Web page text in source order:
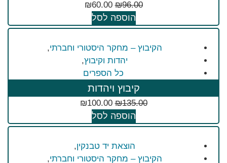
₪96.00
₪60.00
הוספה לסל
הקיבוץ – מחקר היסטורי וחברתי,
יהדות וקיבוץ,
כל הספרים
קיבוץ ויהדות
₪135.00
₪100.00
הוספה לסל
הוצאת יד טבנקין,
הקיבוץ – מחקר היסטורי וחברתי,